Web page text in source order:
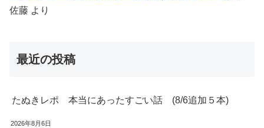
佐藤 より
最近の投稿
たぬきレポ 本当にあったすごい話 (8/6追加５本)
2026年8月6日